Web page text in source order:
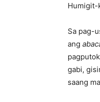
Humigit-
Sa pag-
ang
gabi,
saang